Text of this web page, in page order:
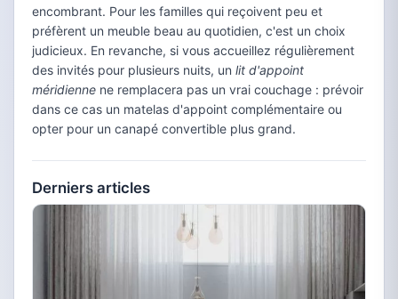
encombrant. Pour les familles qui reçoivent peu et
préfèrent un meuble beau au quotidien, c'est un choix
judicieux. En revanche, si vous accueillez régulièrement
des invités pour plusieurs nuits, un lit d'appoint
méridienne ne remplacera pas un vrai couchage : prévoir
dans ce cas un matelas d'appoint complémentaire ou
opter pour un canapé convertible plus grand.
Derniers articles